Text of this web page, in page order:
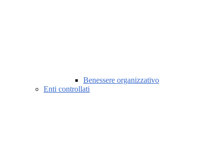
Benessere organizzativo
Enti controllati